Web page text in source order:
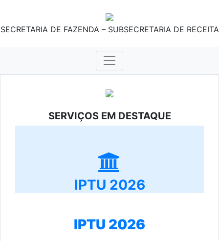
SECRETARIA DE FAZENDA – SUBSECRETARIA DE RECEITA
SERVIÇOS EM DESTAQUE
IPTU 2026
IPTU 2026